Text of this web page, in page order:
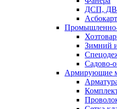
ДСП,
Промышленно-
Зимний
Садово-
Армирующие